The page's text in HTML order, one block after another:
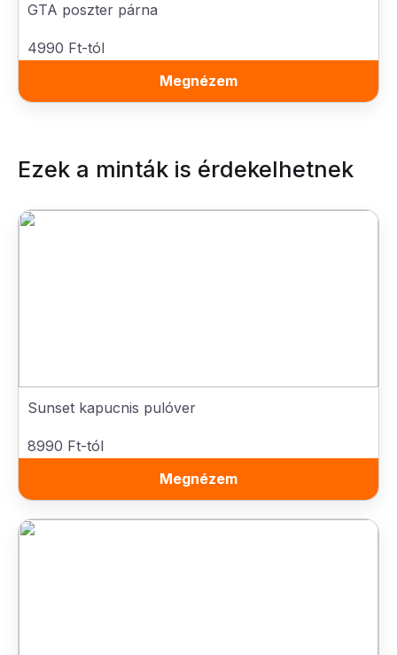
GTA poszter párna
4990 Ft-tól
Megnézem
Ezek a minták is érdekelhetnek
Sunset kapucnis pulóver
8990 Ft-tól
Megnézem